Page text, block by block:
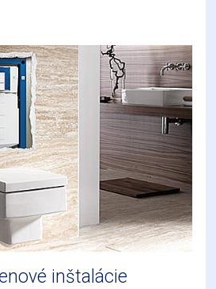
inštalácie